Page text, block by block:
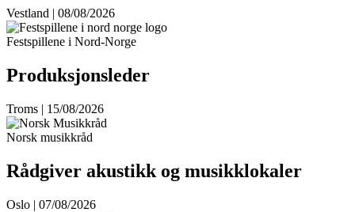
Vestland | 08/08/2026
Festspillene i Nord-Norge
Produksjonsleder
Troms | 15/08/2026
Norsk musikkråd
Rådgiver akustikk og musikklokaler
Oslo | 07/08/2026